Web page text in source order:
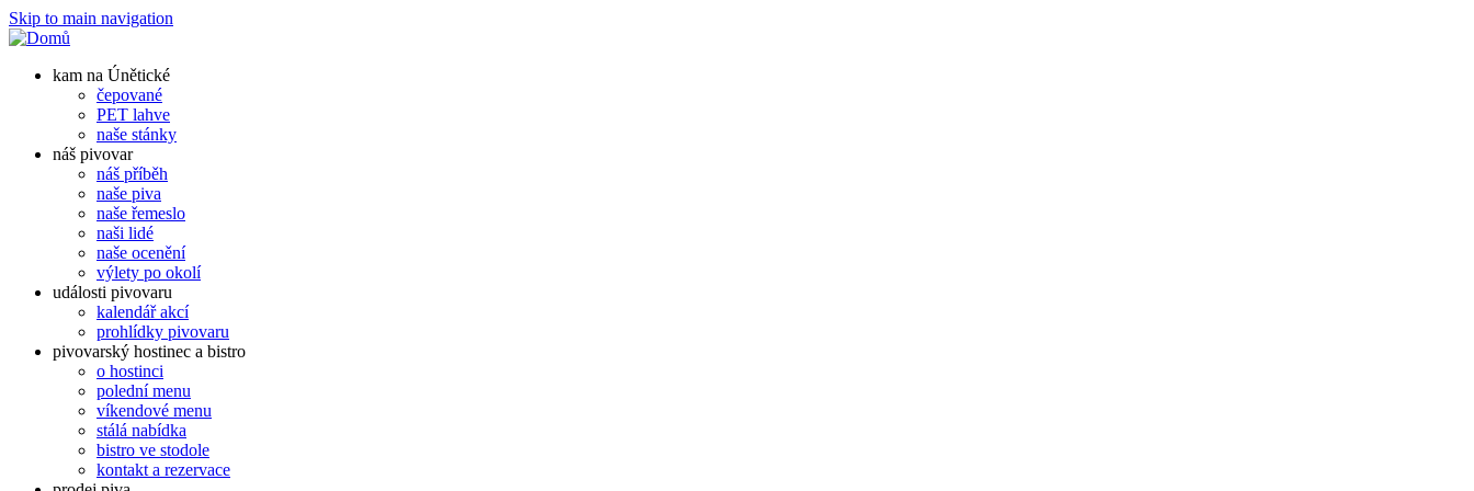
Skip to main navigation
kam na Únětické
čepované
PET lahve
naše stánky
náš pivovar
náš příběh
naše piva
naše řemeslo
naši lidé
naše ocenění
výlety po okolí
události pivovaru
kalendář akcí
prohlídky pivovaru
pivovarský hostinec a bistro
o hostinci
polední menu
víkendové menu
stálá nabídka
bistro ve stodole
kontakt a rezervace